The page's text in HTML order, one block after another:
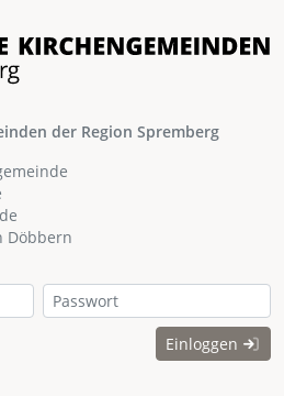
der Region Spremberg
Döbbern
Einloggen